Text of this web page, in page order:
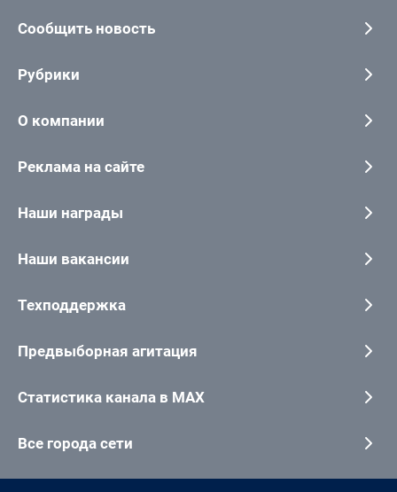
Сообщить новость
Рубрики
О компании
Реклама на сайте
Наши награды
Наши вакансии
Техподдержка
Предвыборная агитация
Статистика канала в MAX
Все города сети